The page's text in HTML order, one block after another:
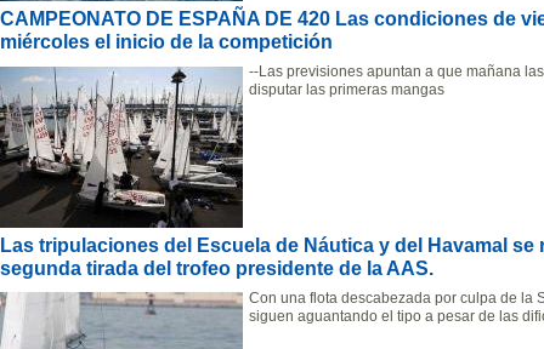
CAMPEONATO DE ESPAÑA DE 420 Las condiciones de
miércoles el inicio de la competición
--Las previsiones apuntan a que mañana
disputar las primeras mangas
Las tripulaciones del Escuela de Náutica y del Havamal
segunda tirada del trofeo presidente de la AAS.
Con una flota descabezada por culpa de la
siguen aguantando el tipo a pesar de las